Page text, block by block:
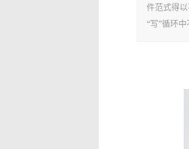
件范式得
“写”循环